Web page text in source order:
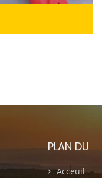
PLAN DU
Acceuil